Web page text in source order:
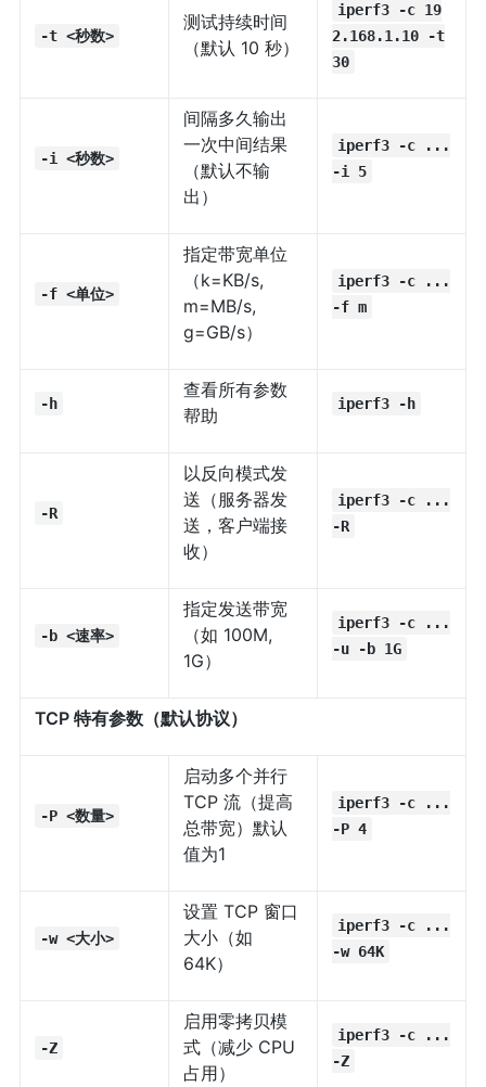
-t <秒数>
测试持续时间
（默认 10 秒）
iperf3 -c 19
2.168.1.10 -t
30
-i <秒数>
间隔多久输出
一次中间结果
（默认不输
出）
iperf3 -c ...
-i 5
-f <单位>
指定带宽单位
（k=KB/s,
m=MB/s,
g=GB/s）
iperf3 -c ...
-f m
-h
查看所有参数
帮助
iperf3 -h
-R
以反向模式发
送（服务器发
送，客户端接
收）
iperf3 -c ...
-R
-b <速率>
指定发送带宽
（如 100M,
1G）
iperf3 -c ...
-u -b 1G
TCP 特有参数（默认协议）
-P <数量>
启动多个并行
TCP 流（提高
总带宽）默认
值为1
iperf3 -c ...
-P 4
-w <大小>
设置 TCP 窗口
大小（如
64K）
iperf3 -c ...
-w 64K
-Z
启用零拷贝模
式（减少 CPU
占用）
iperf3 -c ...
-Z